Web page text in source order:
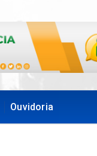
Ouvidoria